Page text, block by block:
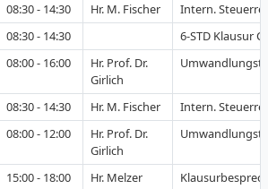
08:30 - 14:30 Hr. M. Fischer
Intern.
08:30 - 14:30
6-STD Klausur
08:00 - 16:00
Hr. Prof. Dr.
Girlich
08:30 - 14:30 Hr. M. Fischer
Intern.
08:00 - 12:00
Hr. Prof. Dr.
Girlich
15:00 - 18:00 Hr. Melzer